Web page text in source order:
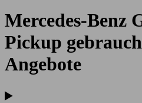
Mercedes-Benz
Pickup
Angebote